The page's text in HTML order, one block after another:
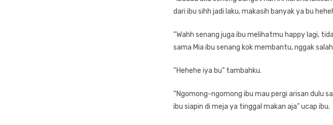
dari ibu sihh jadi laku, makasih banyak ya bu
“Wahh senang juga ibu melihatmu happy lagi,
sama Mia ibu senang kok membantu, nggak
“Hehehe iya bu” tambahku.
“Ngomong-ngomong ibu mau pergi arisan dulu
ibu siapin di meja ya tinggal makan aja” ucap ibu.